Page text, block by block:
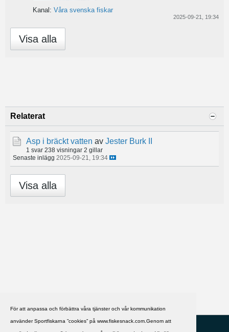
För att anpassa och förbättra våra tjänster och vår kommunikation
använder Sportfiskarna ”cookies” på www.fiskesnack.com.Genom att
Kanal: Våra svenska fiskar
2025-09-21, 19:34
Visa alla
Relaterat
Asp i bräckt vatten av Jester Burk II
1 svar 238 visningar 2 gillar
Senaste inlägg 2025-09-21, 19:34
Visa alla
HJÄLP